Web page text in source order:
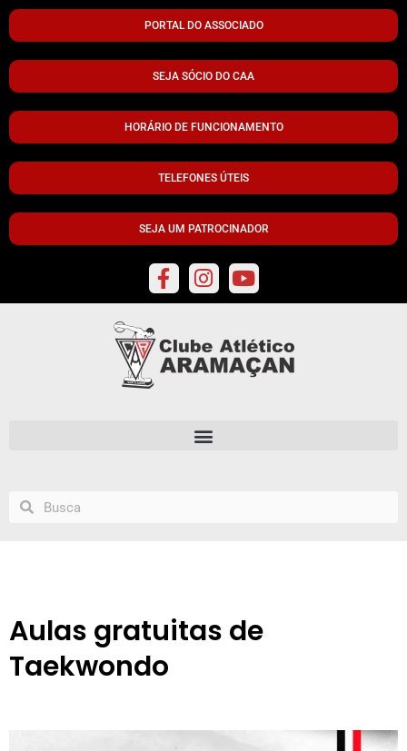
PORTAL DO ASSOCIADO
SEJA SÓCIO DO CAA
HORÁRIO DE FUNCIONAMENTO
TELEFONES ÚTEIS
SEJA UM PATROCINADOR
Aulas gratuitas de
Taekwondo